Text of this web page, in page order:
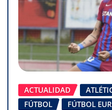
ACTUALIDAD
FÚTBOL
FÚTBOL